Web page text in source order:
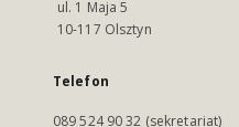
ul. 1 Maja 5
10-117 Olsztyn
Telefon
089 524 90 32 (sekretariat)